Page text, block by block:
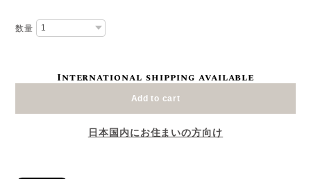
数量
International shipping available
Add to cart
日本国内にお住まいの方向け